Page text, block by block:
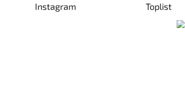
Instagram Toplist